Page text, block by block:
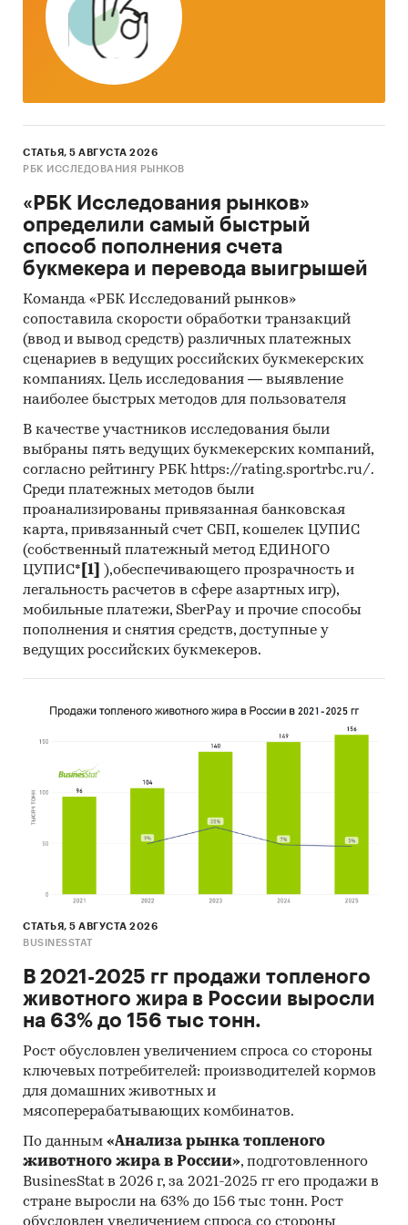
за месяц
Тор-20 регионов РФ по темпу прироста к
аналогичному периоду предыдущего года.
Указаны регионы с максимальным и
минимальным приростом за аналогичный
период предыдущего года
2. Данные по потребительским ценам на
услуги организатора проведения торжеств
в разрезе федеральных округов
Динамика цены в актуальном месяце по
федеральным округам, 2017-2025
аналогичному периоду предыдущего года
по федеральным округам, 2017-2024
Динамика средней цены по кварталам 2024-
2025 в разрезе федеральных округов
разрезе федеральных округов
Темпы прироста за месяц в 2025 году в
разрезе федеральных округов
Данные по регионам каждого
федерального округа
Розничная цена за последний доступный
месяц в динамике за 2014-2025, прирост за
последний месяц, темпы прироста к
аналогичному периоду предыдущего года
2025
Темпы прироста цены к предыдущему
месяцу, 2025
значения цены по месяцам в 2024, 2025
годах (max, min цена - среди цен по
Динамика средней цены по кварталам 2017-
2025 в федеральном округе
декабрю предыдущего года в сравнении с
общей инфляцией, 2014-2025
Инфляция на товар в ФО в сравнении с
общей инфляцией за месяц. Данные за
актуальный месяц к предыдущему месяцу,
2014-2025
общей инфляцией за год. Данные за
актуальный месяц к предыдущему году,
2014-2025
СТАТЬЯ, 5 АВГУСТА 2026
РБК ИССЛЕДОВАНИЯ РЫНКОВ
«РБК Исследования рынков»
определили самый быстрый
способ пополнения счета
букмекера и перевода выигрышей
Команда «РБК Исследований рынков»
сопоставила скорости обработки транзакций
(ввод и вывод средств) различных платежных
сценариев в ведущих российских букмекерских
компаниях. Цель исследования — выявление
наиболее быстрых методов для пользователя
В качестве участников исследования были
выбраны пять ведущих букмекерских компаний,
согласно рейтингу РБК https://rating.sportrbc.ru/.
Среди платежных методов были
проанализированы привязанная банковская
карта, привязанный счет СБП, кошелек ЦУПИС
(собственный платежный метод ЕДИНОГО
ЦУПИС* [1]
),обеспечивающего прозрачность и
легальность расчетов в сфере азартных игр),
мобильные платежи, SberPay и прочие способы
пополнения и снятия средств, доступные у
ведущих российских букмекеров.
СТАТЬЯ, 5 АВГУСТА 2026
BUSINESSTAT
В 2021-2025 гг продажи топленого
животного жира в России выросли
на 63% до 156 тыс тонн.
Рост обусловлен увеличением спроса со стороны
ключевых потребителей: производителей кормов
для домашних животных и
мясоперерабатывающих комбинатов.
По данным «Анализа рынка топленого
животного жира в России», подготовленного
BusinesStat в 2026 г, за 2021-2025 гг его продажи в
стране выросли на 63% до 156 тыс тонн. Рост
обусловлен увеличением спроса со стороны